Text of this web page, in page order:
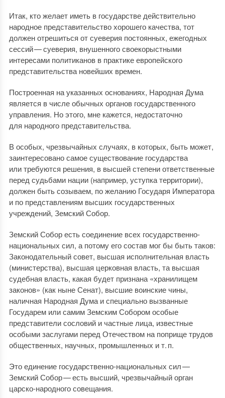
Итак, кто желает иметь в государстве действительно
народное представительство хорошего качества, тот
должен отрешиться от суеверия постоянных, ежегодных
сессий — суеверия, внушенного своекорыстными
интересами политиканов в практике европейского
представительства новейших времен.
Построенная на указанных основаниях, Народная Дума
является в числе обычных органов государственного
управления. Но этого, мне кажется, недостаточно
для народного представительства.
В особых, чрезвычайных случаях, в которых, быть может,
заинтересовано самое существование государства
или требуются решения, в высшей степени ответственные
перед судьбами нации (например, уступка территории),
должен быть созываем, по желанию Государя Императора
и по представлениям высших государственных
учреждений, Земский Собор.
Земский Собор есть соединение всех государственно-
национальных сил, а потому его состав мог бы быть таков:
Законодательный совет, высшая исполнительная власть
(министерства), высшая церковная власть, та высшая
судебная власть, какая будет признана «хранилищем
законов» (как ныне Сенат), высшие воинские чины,
наличная Народная Дума и специально вызванные
Государем или самим Земским Собором особые
представители сословий и частные лица, известные
особыми заслугами перед Отечеством на поприще трудов
общественных, научных, промышленных и т. п.
Это единение государственно-национальных сил —
Земский Собор — есть высший, чрезвычайный орган
царско-народного совещания.